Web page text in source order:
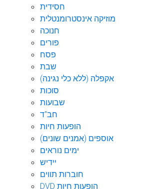
חסידית
מוזיקה אינסטרומנטלית
חנוכה
פורים
פסח
שבת
אקפלה (ללא כלי נגינה)
סוכות
שבועות
חב"ד
הופעות חיות
אוספים (אמנים שונים)
ימים נוראים
יידיש
חוברות תווים
DVD הופעות חיות